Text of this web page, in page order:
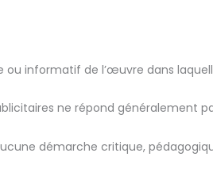
informatif de l’œuvre dans
ne répond généralement
démarche critique,